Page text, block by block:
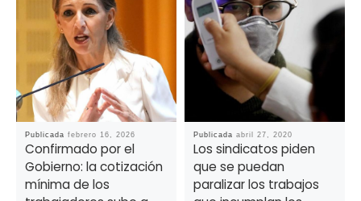
Publicada febrero 16, 2026
Confirmado por el
Gobierno: la cotización
mínima de los
Publicada abril 27, 2020
Los sindicatos piden
que se puedan
paralizar los trabajos